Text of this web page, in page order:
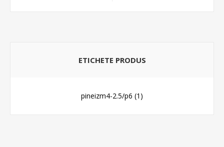
ETICHETE PRODUS
pineizm4-2.5/p6 (1)